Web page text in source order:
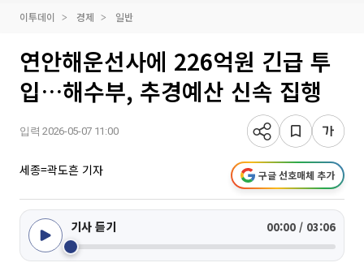
이투데이 경제 일반
연안해운선사에 226억원 긴급 투
입…해수부, 추경예산 신속 집행
입력 2026-05-07 11:00
세종=곽도흔 기자 구글 선호매체 추가
기사 듣기 00:00 / 03:06